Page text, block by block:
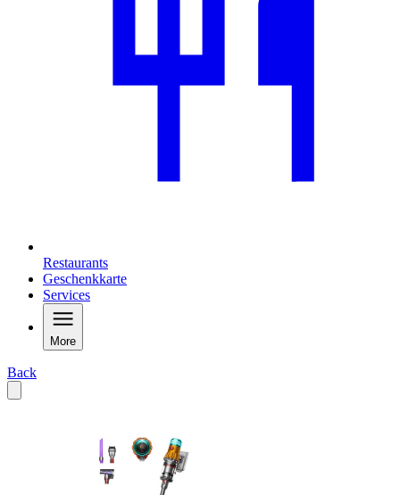
Restaurants
Geschenkkarte
Services
More
Back